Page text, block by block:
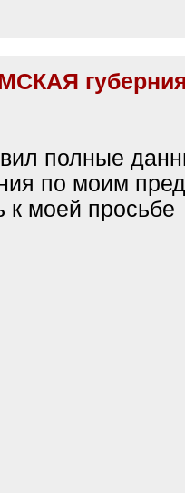
полные
по моим
к моей просьбе